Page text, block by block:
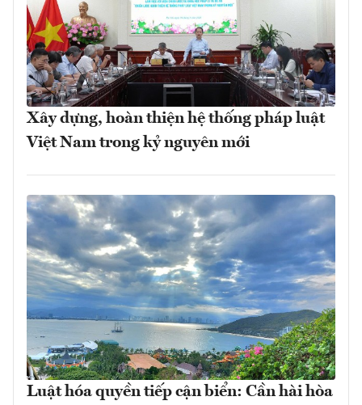
Xây dựng, hoàn thiện hệ thống pháp luật
Việt Nam trong kỷ nguyên mới
Luật hóa quyền tiếp cận biển: Cần hài hòa